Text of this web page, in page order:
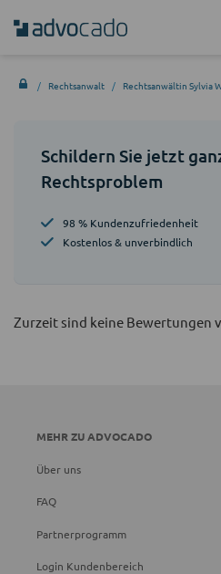
Rechtsanwalt Rechtsanwältin Sylvia
Schildern Sie jetzt
Rechtsproblem
98 % Kundenzufriedenheit
Kostenlos & unverbindlich
Zurzeit sind keine Bewertungen
MEHR ZU ADVOCADO
Über uns
FAQ
Partnerprogramm
Login Kundenbereich